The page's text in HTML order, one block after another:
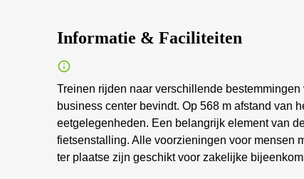
Informatie & Faciliteiten
Treinen rijden naar verschillende
business center bevindt. Op 568 m afstand van
eetgelegenheden. Een belangrijk element van
fietsenstalling. Alle voorzieningen voor mensen
ter plaatse zijn geschikt voor zakelijke